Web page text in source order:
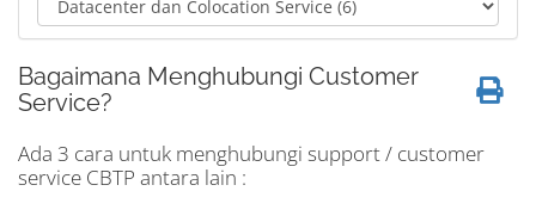
Bagaimana Menghubungi Customer
Service?
Ada 3 cara untuk menghubungi support / customer
service CBTP antara lain :